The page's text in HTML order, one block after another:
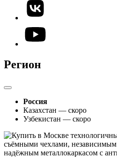
Регион
Россия
Казахстан — скоро
Узбекистан — скоро